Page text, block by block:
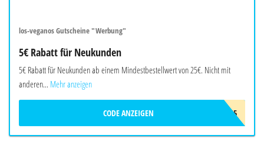
los-veganos Gutscheine "Werbung"
5€ Rabatt für Neukunden
5€ Rabatt für Neukunden ab einem Mindestbestellwert von 25€. Nicht mit
anderen... Mehr anzeigen
LOS5
CODE ANZEIGEN